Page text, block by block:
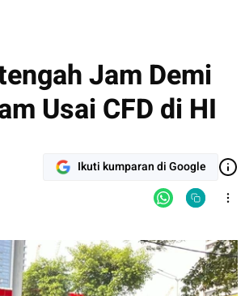
Jam Demi
Usai CFD di HI
Ikuti kumparan di Google